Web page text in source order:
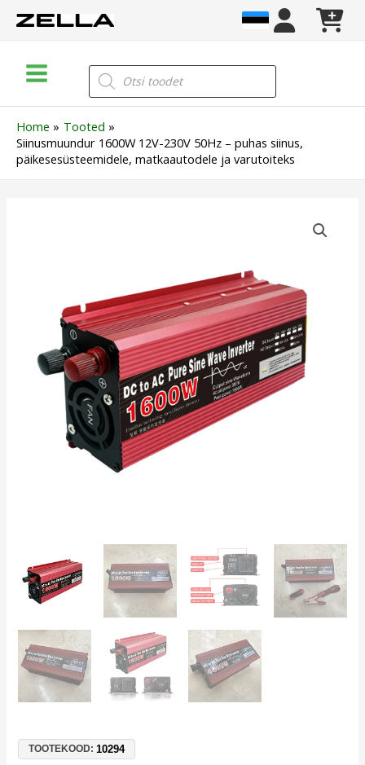
Menu
Products
search
Home
Tooted
Siinusmuundur 1600W 12V-230V 50Hz – puhas siinus,
päikesesüsteemidele, matkaautodele ja varutoiteks
TOOTEKOOD:10294